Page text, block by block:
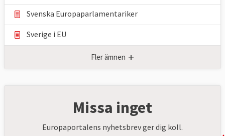
Svenska Europaparlamentariker
Sverige i EU
Fler ämnen +
Missa inget
Europaportalens nyhetsbrev ger dig koll.